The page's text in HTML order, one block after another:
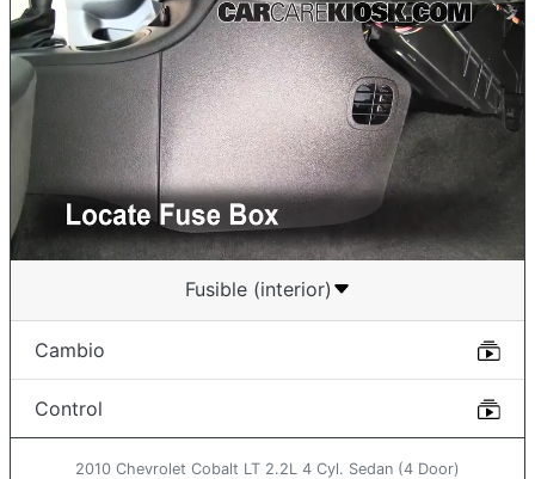
Fusible (interior)
Cambio
Control
2010 Chevrolet Cobalt LT 2.2L 4 Cyl. Sedan (4 Door)